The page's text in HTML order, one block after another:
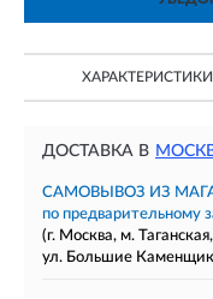
ХАРАКТЕРИСТИКИ
ДОСТАВКА В
САМОВЫВОЗ ИЗ
по предварительному
(г. Москва, м. Таганская,
ул. Большие